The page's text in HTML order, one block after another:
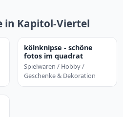
in Kapitol-Viertel
kölnknipse - schöne
fotos im quadrat
Spielwaren / Hobby /
Geschenke & Dekoration